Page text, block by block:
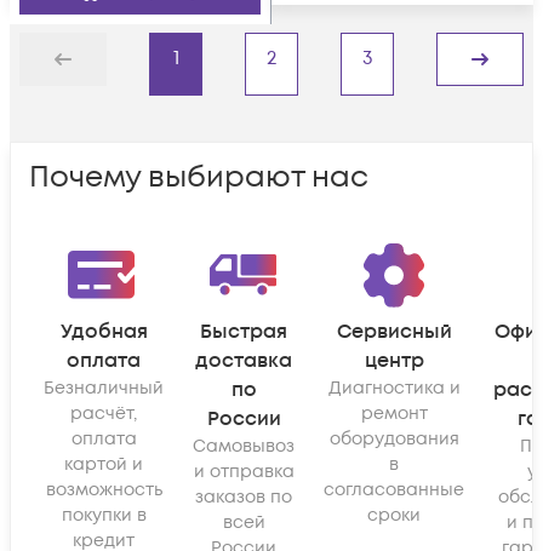
Назад
1 2 3
Дальше
Почему выбирают нас
Удобная
оплата
Безналичный
расчёт,
оплата
картой и
возможность
покупки в
кредит
Быстрая
доставка
по
России
Самовывоз
и отправка
заказов по
всей
Сервисный
центр
Диагностика и
ремонт
оборудования
в
согласованные
сроки
и